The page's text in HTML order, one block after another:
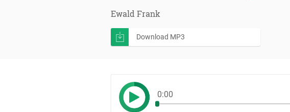
Ewald Frank
Download MP3
0:00